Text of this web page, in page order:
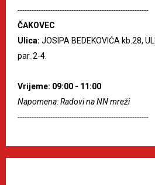
--------------------------------------------------------
ČAKOVEC
Ulica: JOSIPA BEDEKOVIĆA kb.28,
par. 2-4.
Vrijeme: 09:00 - 11:00
Napomena: Radovi na NN mreži
--------------------------------------------------------